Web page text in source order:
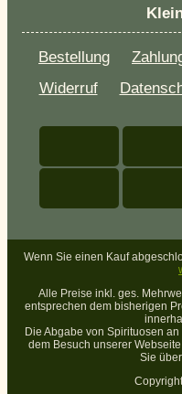
Bestellung
Widerruf
Wenn Sie einen Kauf
Alle Preise inkl. ges.
entsprechen dem bisherigen
Die Abgabe von Spirituosen
dem Besuch unserer
Sie